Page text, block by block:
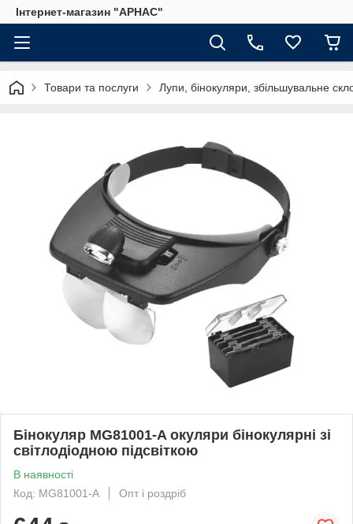
Інтернет-магазин "АРНАС"
Товари та послуги Лупи, бінокуляри, збільшувальне
Бінокуляр MG81001-A окуляри бінокулярні зі
світлодіодною підсвіткою
В наявності
Код: MG81001-A
Опт і роздріб